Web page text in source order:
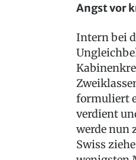
Angst vor
Intern bei
formuliert
verdient
werde nun
Swiss